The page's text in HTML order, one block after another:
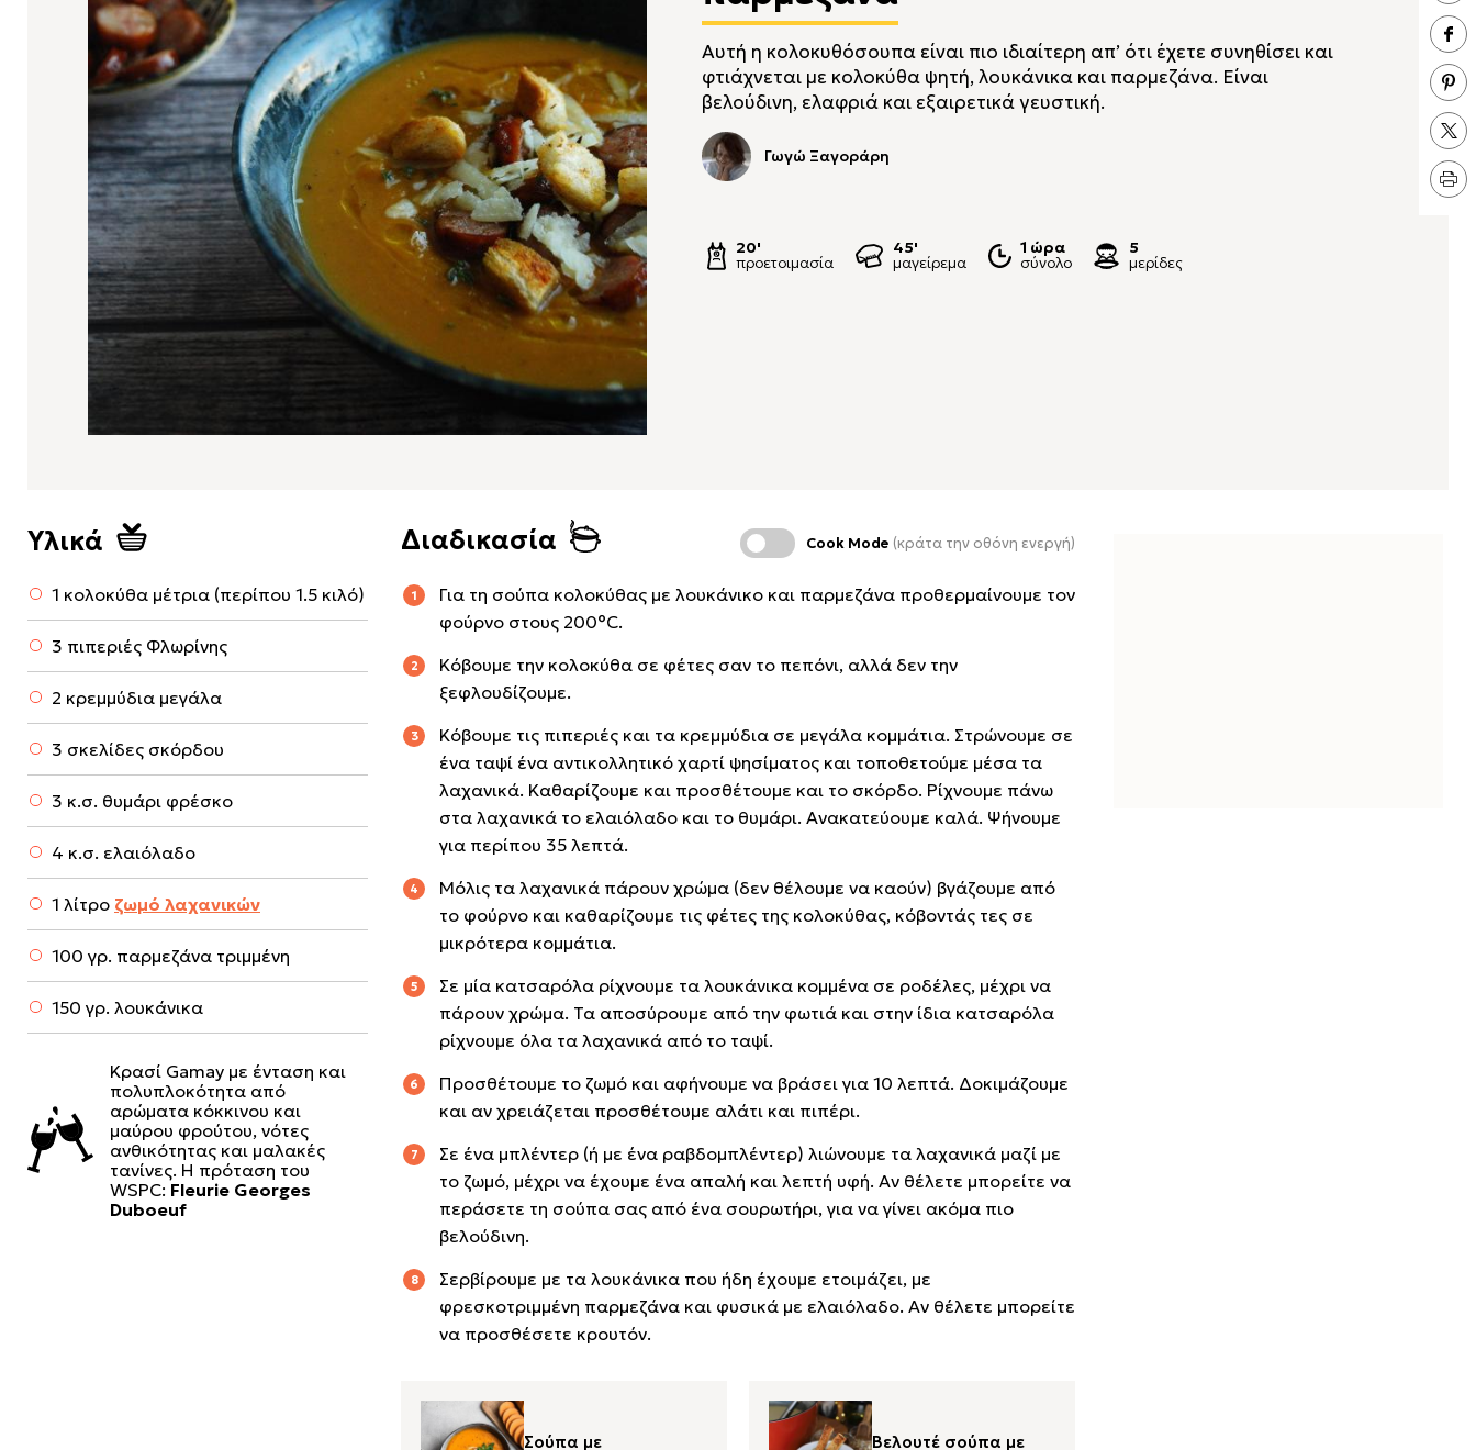
Αυτή η κολοκυθόσουπα είναι πιο ιδιαίτερη απ’ ότι έχετε συνηθίσει και
φτιάχνεται με κολοκύθα ψητή, λουκάνικα και παρμεζάνα. Είναι
βελούδινη, ελαφριά και εξαιρετικά γευστική.
Γωγώ Ξαγοράρη
20'
προετοιμασία
45'
μαγείρεμα
1 ώρα
σύνολο
5
μερίδες
Υλικά
1 κολοκύθα μέτρια (περίπου 1.5 κιλό)
3 πιπεριές Φλωρίνης
2 κρεμμύδια μεγάλα
3 σκελίδες σκόρδου
3 κ.σ. θυμάρι φρέσκο
4 κ.σ. ελαιόλαδο
1 λίτρο ζωμό λαχανικών
100 γρ. παρμεζάνα τριμμένη
150 γρ. λουκάνικα
Κρασί Gamay με ένταση και
πολυπλοκότητα από
αρώματα κόκκινου και
μαύρου φρούτου, νότες
ανθικότητας και μαλακές
τανίνες. Η πρόταση του
WSPC: Fleurie Georges
Duboeuf
Διαδικασία Cook Mode (κράτα την οθόνη ενεργή)
Για τη σούπα κολοκύθας με λουκάνικο και παρμεζάνα προθερμαίνουμε τον
φούρνο στους 200°C.
Κόβουμε την κολοκύθα σε φέτες σαν το πεπόνι, αλλά δεν την
ξεφλουδίζουμε.
Κόβουμε τις πιπεριές και τα κρεμμύδια σε μεγάλα κομμάτια. Στρώνουμε σε
ένα ταψί ένα αντικολλητικό χαρτί ψησίματος και τοποθετούμε μέσα τα
λαχανικά. Καθαρίζουμε και προσθέτουμε και το σκόρδο. Ρίχνουμε πάνω
στα λαχανικά το ελαιόλαδο και το θυμάρι. Ανακατεύουμε καλά. Ψήνουμε
για περίπου 35 λεπτά.
Μόλις τα λαχανικά πάρουν χρώμα (δεν θέλουμε να καούν) βγάζουμε από
το φούρνο και καθαρίζουμε τις φέτες της κολοκύθας, κόβοντάς τες σε
μικρότερα κομμάτια.
Σε μία κατσαρόλα ρίχνουμε τα λουκάνικα κομμένα σε ροδέλες, μέχρι να
πάρουν χρώμα. Τα αποσύρουμε από την φωτιά και στην ίδια κατσαρόλα
ρίχνουμε όλα τα λαχανικά από το ταψί.
Προσθέτουμε το ζωμό και αφήνουμε να βράσει για 10 λεπτά. Δοκιμάζουμε
και αν χρειάζεται προσθέτουμε αλάτι και πιπέρι.
Σε ένα μπλέντερ (ή με ένα ραβδομπλέντερ) λιώνουμε τα λαχανικά μαζί με
το ζωμό, μέχρι να έχουμε ένα απαλή και λεπτή υφή. Αν θέλετε μπορείτε να
περάσετε τη σούπα σας από ένα σουρωτήρι, για να γίνει ακόμα πιο
βελούδινη.
Σερβίρουμε με τα λουκάνικα που ήδη έχουμε ετοιμάζει, με
φρεσκοτριμμένη παρμεζάνα και φυσικά με ελαιόλαδο. Αν θέλετε μπορείτε
να προσθέσετε κρουτόν.
Σούπα με
Βελουτέ σούπα με